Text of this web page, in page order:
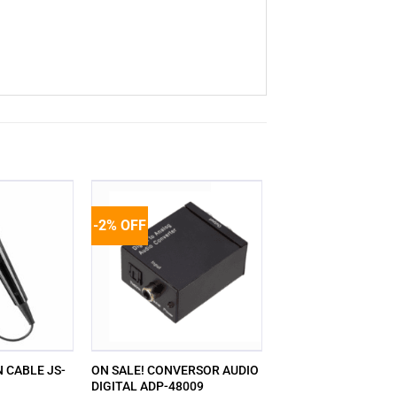
CABLE JS-
-2% OFF
ON SALE! CONVERSOR AUDIO
DIGITAL ADP-48009